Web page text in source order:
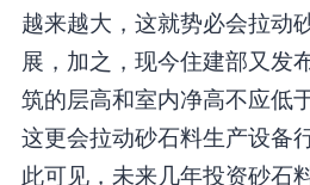
越来越大，这就势必会拉动
展，加之，现今住建部又发
筑的层高和室内净高不应低
这更会拉动砂石料生产设备
此可见，未来几年投资砂石